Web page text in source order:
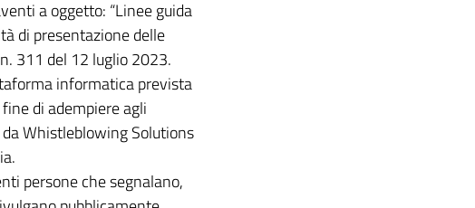
a oggetto: “Linee guida
di presentazione delle
311 del 12 luglio 2023.
informatica prevista
di adempiere agli
Whistleblowing Solutions
persone che segnalano,